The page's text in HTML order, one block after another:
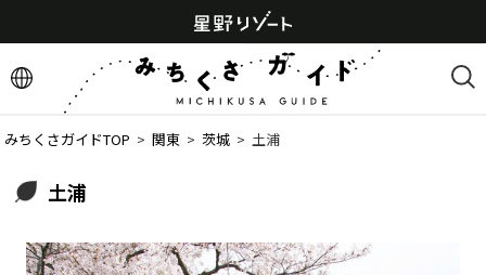
みちくさガイドTOP > 関東 > 茨城 > 土浦
土浦